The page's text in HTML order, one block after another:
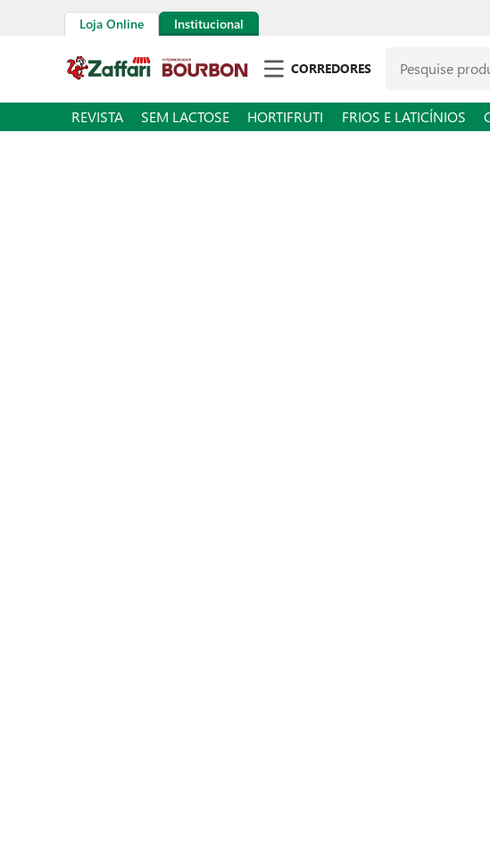
Loja Online Institucional
CORREDORES
REVISTA SEM LACTOSE HORTIFRUTI FRIOS E LATICÍNIOS